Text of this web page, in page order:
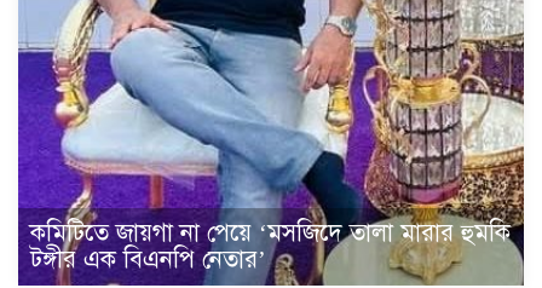
কমিটিতে জায়গা না পেয়ে ‘মসজিদে তালা মারার হুমকি
টঙ্গীর এক বিএনপি নেতার’